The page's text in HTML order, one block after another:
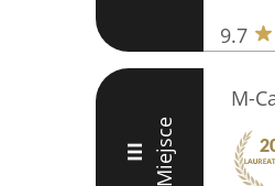
9.7
III Miejsce
M-